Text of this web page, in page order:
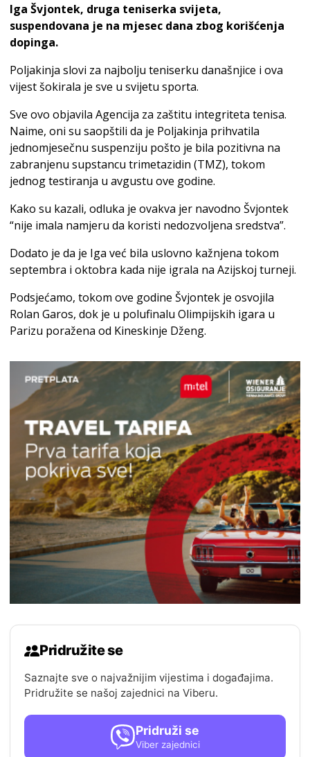
Iga Švjontek, druga teniserka svijeta,
suspendovana je na mjesec dana zbog korišćenja
dopinga.
Poljakinja slovi za najbolju teniserku današnjice i ova
vijest šokirala je sve u svijetu sporta.
Sve ovo objavila Agencija za zaštitu integriteta tenisa.
Naime, oni su saopštili da je Poljakinja prihvatila
jednomjesečnu suspenziju pošto je bila pozitivna na
zabranjenu supstancu trimetazidin (TMZ), tokom
jednog testiranja u avgustu ove godine.
Kako su kazali, odluka je ovakva jer navodno Švjontek
“nije imala namjeru da koristi nedozvoljena sredstva”.
Dodato je da je Iga već bila uslovno kažnjena tokom
septembra i oktobra kada nije igrala na Azijskoj turneji.
Podsjećamo, tokom ove godine Švjontek je osvojila
Rolan Garos, dok je u polufinalu Olimpijskih igara u
Parizu poražena od Kineskinje Dženg.
Pridružite se
Saznajte sve o najvažnijim vijestima i događajima.
Pridružite se našoj zajednici na Viberu.
Pridruži se
Viber zajednici